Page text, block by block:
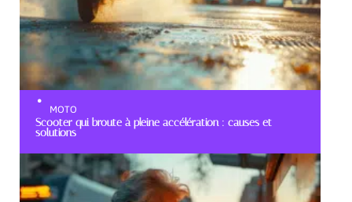
MOTO
Scooter qui broute à pleine accélération : causes et
solutions